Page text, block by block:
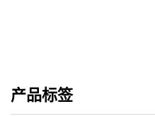
产品标签